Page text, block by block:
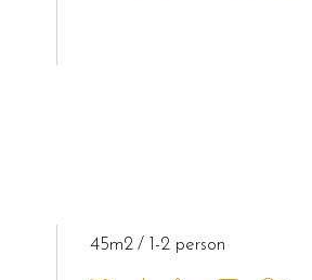
45m2 1-2 person